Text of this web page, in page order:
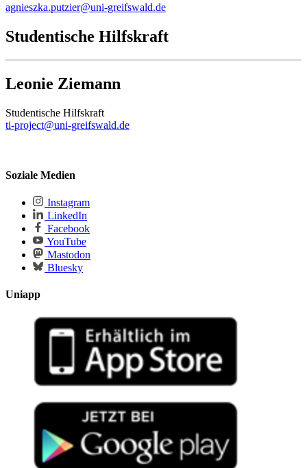
agnieszka.putzier@uni-greifswald.de
Studentische Hilfskraft
Leonie Ziemann
Studentische Hilfskraft
ti-project@uni-greifswald.de
Soziale Medien
Instagram
LinkedIn
Facebook
YouTube
Mastodon
Bluesky
Uniapp